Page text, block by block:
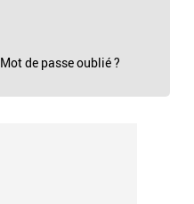
Mot de passe oublié ?